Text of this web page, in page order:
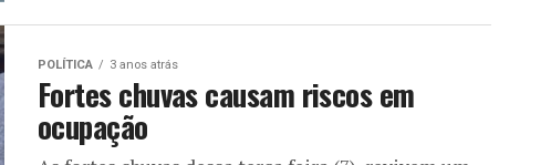
POLÍTICA 3 anos atrás
Fortes chuvas causam riscos em
ocupação